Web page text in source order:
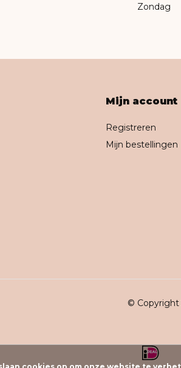
Zondag
Mijn account
Registreren
Mijn bestellingen
© Copyright